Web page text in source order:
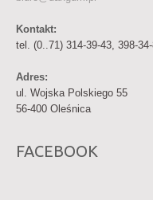
Kontakt:
tel. (0..71) 314-39-43, 398-
Adres:
ul. Wojska Polskiego 55
56-400 Oleśnica
FACEBOOK